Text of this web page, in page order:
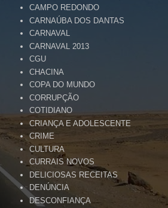
CAMPO REDONDO
CARNAÚBA DOS DANTAS
CARNAVAL
CARNAVAL 2013
CGU
CHACINA
COPA DO MUNDO
CORRUPÇÃO
COTIDIANO
CRIANÇA E ADOLESCENTE
CRIME
CULTURA
CURRAIS NOVOS
DELICIOSAS RECEITAS
DENÚNCIA
DESCONFIANÇA